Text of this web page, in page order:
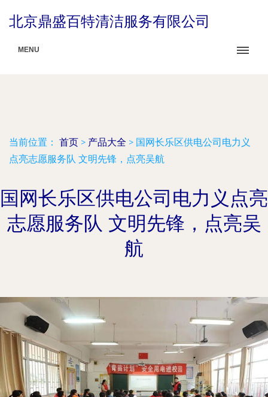
北京鼎盛百特清洁服务有限公司
MENU
当前位置： 首页 > 产品大全 > 国网长乐区供电公司电力义
点亮志愿服务队 文明先锋，点亮吴航
国网长乐区供电公司电力义点亮
志愿服务队 文明先锋，点亮吴
航